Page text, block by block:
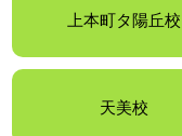
上本町タ陽丘校
天美校